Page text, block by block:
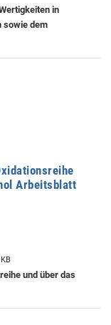
in
sowie dem
Arbeitsblatt
und über das